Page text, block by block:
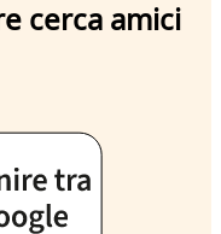
cerca amici